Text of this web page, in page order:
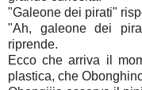
"Galeone dei pirati"
"Ah, galeone dei
riprende.
Ecco che arriva il
plastica, che